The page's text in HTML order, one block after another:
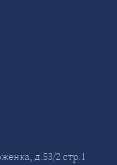
д.53/2 стр.1